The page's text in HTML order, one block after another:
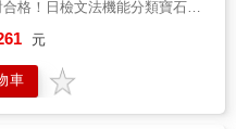
試的強大後援團。 ▲精要膠
× 道地生活例句，文法一點就
用關鍵字點出文法精髓，讓您
要點。由專業日籍老師撰寫的
您一秒理解文法。告別繁瑣解
課 今日は、スパゲッティ
ださい。第14課 ニューヨー
術を 勉強して います。
遊んでは いけません。★本
的人士編輯而成。最大特點
原始的慾望，以及成長過程設
方式，循序漸進，就可以在很
到意想不到的效果。【為什麼
很困難呢？】為什麼學習日
格！日檢文法機能分類寶石題
可連接，瞬間學習，實力飛
文意思翻出來一樣，但總是感覺
元
車